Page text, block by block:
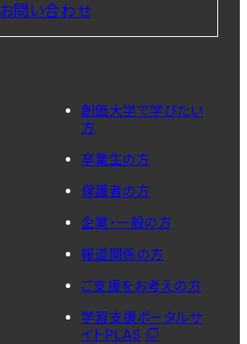
お問い合わせ
創価大学で学びたい
方
卒業生の方
保護者の方
企業・一般の方
報道関係の方
ご支援をお考えの方
学習支援ポータルサ
イトPLAS